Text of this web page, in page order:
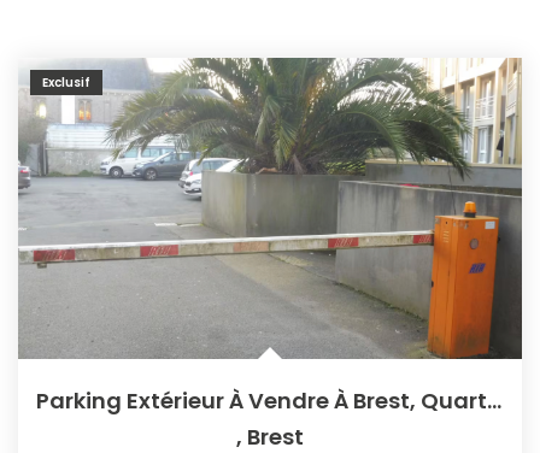
Exclusif
Parking Extérieur À Vendre À Brest, Quartier Saint-Martin
, Brest